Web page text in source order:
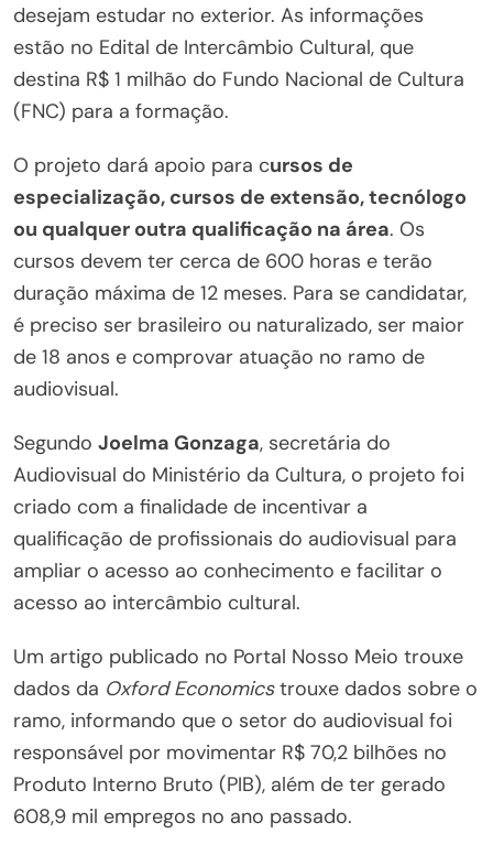
desejam estudar no exterior. As informações
estão no Edital de Intercâmbio Cultural, que
destina R$ 1 milhão do Fundo Nacional de Cultura
(FNC) para a formação.
O projeto dará apoio para cursos de
especialização, cursos de extensão, tecnólogo
ou qualquer outra qualificação na área. Os
cursos devem ter cerca de 600 horas e terão
duração máxima de 12 meses. Para se candidatar,
é preciso ser brasileiro ou naturalizado, ser maior
de 18 anos e comprovar atuação no ramo de
audiovisual.
Segundo Joelma Gonzaga, secretária do
Audiovisual do Ministério da Cultura, o projeto foi
criado com a finalidade de incentivar a
qualificação de profissionais do audiovisual para
ampliar o acesso ao conhecimento e facilitar o
acesso ao intercâmbio cultural.
Um artigo publicado no Portal Nosso Meio trouxe
dados da Oxford Economicstrouxe dados sobre o
ramo, informando que o setor do audiovisual foi
responsável por movimentar R$ 70,2 bilhões no
Produto Interno Bruto (PIB), além de ter gerado
608,9 mil empregos no ano passado.